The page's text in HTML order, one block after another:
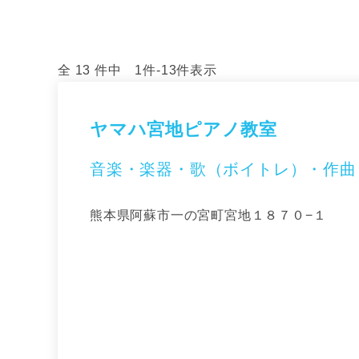
全 13 件中 1件-13件表示
ヤマハ宮地ピアノ教室
音楽・楽器・歌（ボイトレ）・作曲
熊本県阿蘇市一の宮町宮地１８７０−１